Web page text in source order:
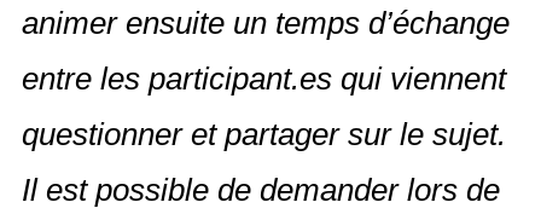
animer ensuite un temps d’échange
entre les participant.es qui viennent
questionner et partager sur le sujet.
Il est possible de demander lors de